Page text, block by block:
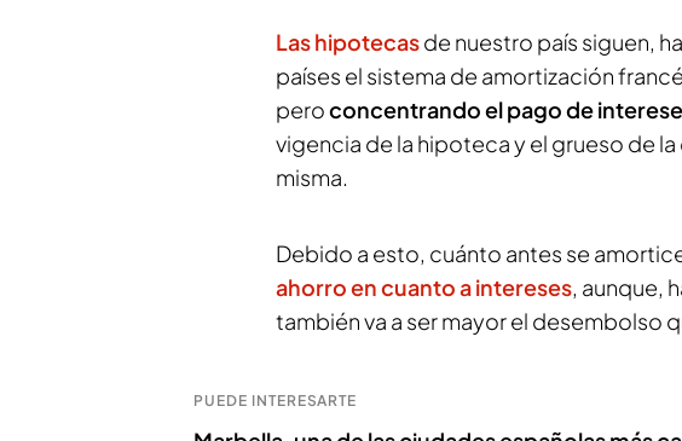
Las hipotecasde nuestro país siguen,
países el sistema de amortización
peroconcentrando el pago de
vigencia de la hipoteca y el grueso de
misma.
Debido a esto, cuánto antes se
ahorro en cuanto a intereses, aunque,
también va a ser mayor el desembolso
PUEDE INTERESARTE